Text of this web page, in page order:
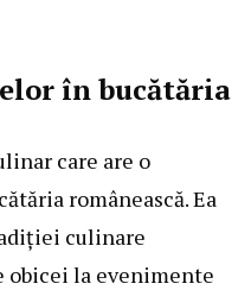
în bucătăria
care are o
românească. Ea
culinare
obicei la evenimente